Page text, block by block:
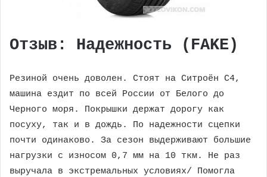
Отзыв: Надежность (FAKE)
Резиной очень доволен. Стоят на Ситроён С4,
машина ездит по всей России от Белого до
Черного моря. Покрышки держат дорогу как
посуху, так и в дождь. По надежности сцепки
почти одинаково. За сезон выдерживают большие
нагрузки с износом 0,7 мм на 10 ткм. Не раз
выручала в экстремальных условиях/ Помогла